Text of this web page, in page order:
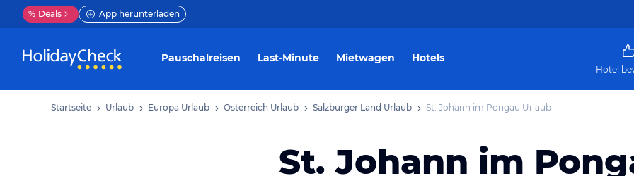
% Deals App herunterladen
Pauschalreisen Last-Minute Mietwagen Hotels
Hotel
Startseite Urlaub Europa Urlaub Österreich Urlaub Salzburger Land Urlaub St. Johann im Pongau Urlaub
St. Johann im